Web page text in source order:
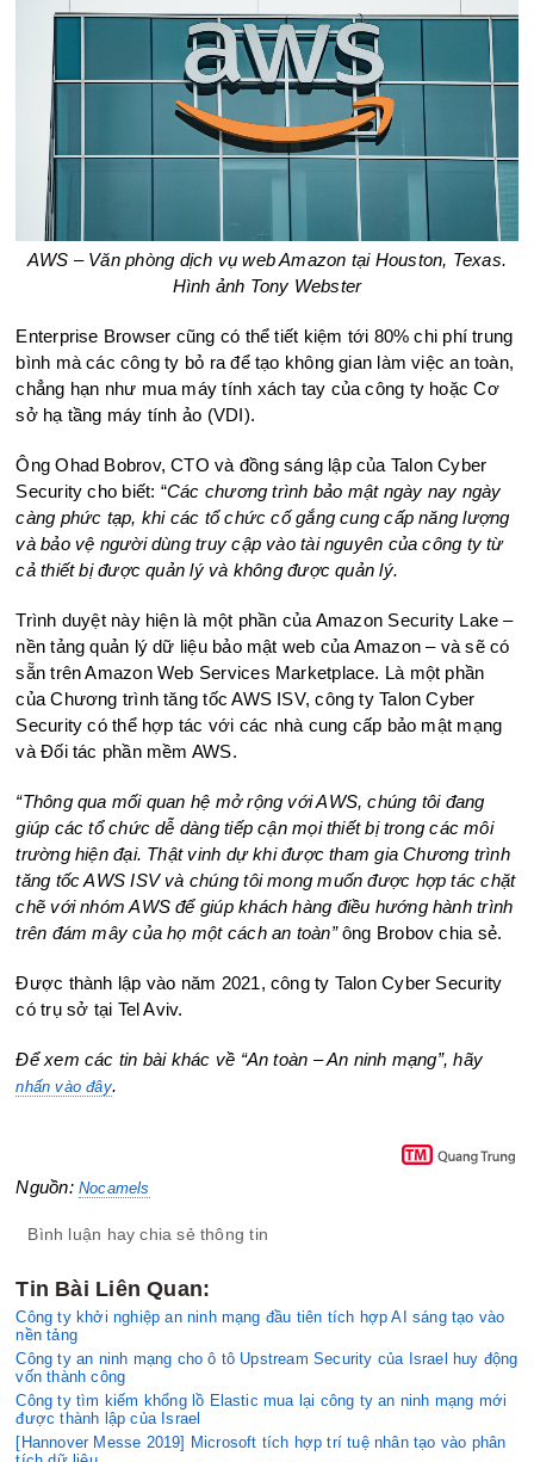
AWS – Văn phòng dịch vụ web Amazon tại Houston, Texas.
Hình ảnh Tony Webster
Enterprise Browser cũng có thể tiết kiệm tới 80% chi phí trung
bình mà các công ty bỏ ra để tạo không gian làm việc an toàn,
chẳng hạn như mua máy tính xách tay của công ty hoặc Cơ
sở hạ tầng máy tính ảo (VDI).
Ông Ohad Bobrov, CTO và đồng sáng lập của Talon Cyber ​​
Security cho biết: “Các chương trình bảo mật ngày nay ngày
càng phức tạp, khi các tổ chức cố gắng cung cấp năng lượng
và bảo vệ người dùng truy cập vào tài nguyên của công ty từ
cả thiết bị được quản lý và không được quản lý.
Trình duyệt này hiện là một phần của Amazon Security Lake –
nền tảng quản lý dữ liệu bảo mật web của Amazon – và sẽ có
sẵn trên Amazon Web Services Marketplace. Là một phần
của Chương trình tăng tốc AWS ISV, công ty Talon Cyber ​​
Security có thể hợp tác với các nhà cung cấp bảo mật mạng
và Đối tác phần mềm AWS.
“Thông qua mối quan hệ mở rộng với AWS, chúng tôi đang
giúp các tổ chức dễ dàng tiếp cận mọi thiết bị trong các môi
trường hiện đại. Thật vinh dự khi được tham gia Chương trình
tăng tốc AWS ISV và chúng tôi mong muốn được hợp tác chặt
chẽ với nhóm AWS để giúp khách hàng điều hướng hành trình
trên đám mây của họ một cách an toàn”ông Brobov chia sẻ.
Được thành lập vào năm 2021, công ty Talon Cyber ​​Security
có trụ sở tại Tel Aviv.
Để xem các tin bài khác về “An toàn – An ninh mạng”, hãy
nhấn vào đây.
Nguồn:Nocamels
Bình luận hay chia sẻ thông tin
Tin Bài Liên Quan:
Công ty khởi nghiệp an ninh mạng đầu tiên tích hợp AI sáng tạo vào
nền tảng
Công ty an ninh mạng cho ô tô Upstream Security của Israel huy động
vốn thành công
Công ty tìm kiếm khổng lồ Elastic mua lại công ty an ninh mạng mới
được thành lập của Israel
[Hannover Messe 2019] Microsoft tích hợp trí tuệ nhân tạo vào phân